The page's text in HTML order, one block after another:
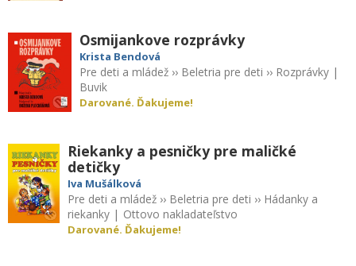
Osmijankove rozprávky
Krista Bendová
Pre deti a mládež ›› Beletria pre deti ›› Rozprávky |
Buvik
Darované. Ďakujeme!
Riekanky a pesničky pre maličké
detičky
Iva Mušálková
Pre deti a mládež ›› Beletria pre deti ›› Hádanky a
riekanky | Ottovo nakladateľstvo
Darované. Ďakujeme!